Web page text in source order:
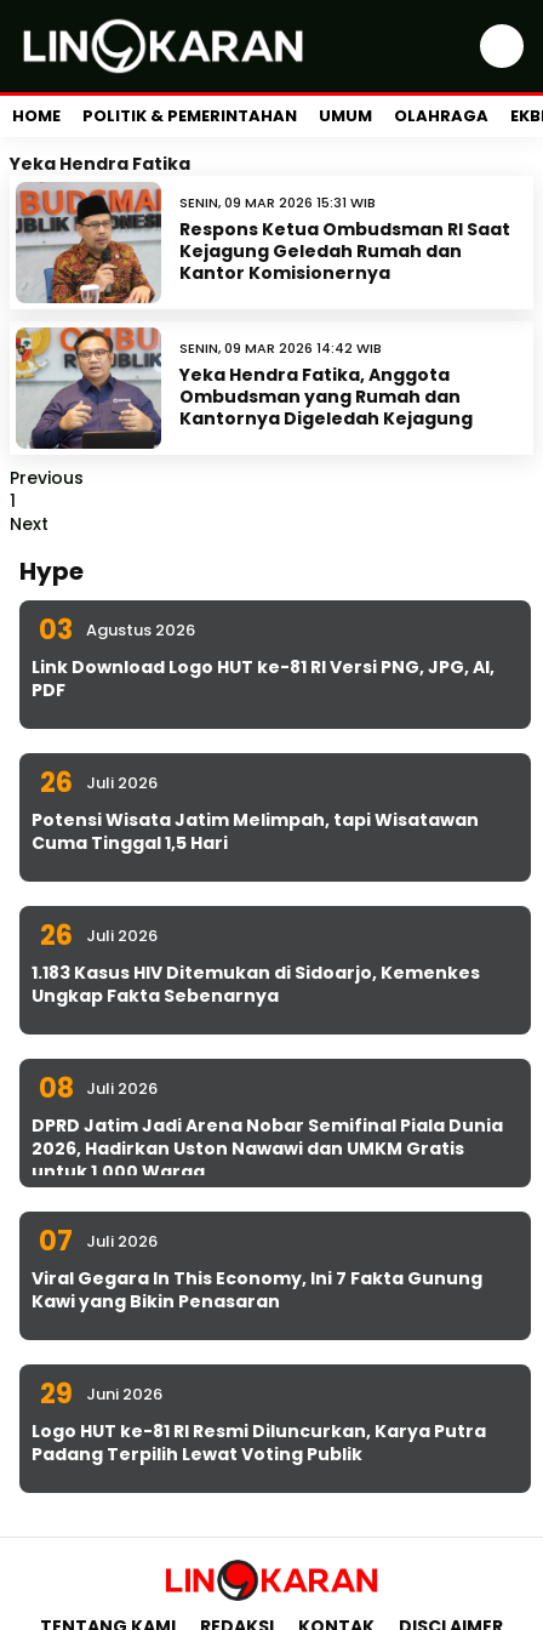
HOME POLITIK & PEMERINTAHAN UMUM OLAHRAGA
Yeka Hendra Fatika
SENIN, 09 MAR 2026 15:31 WIB
Respons Ketua Ombudsman RI Saat
Kejagung Geledah Rumah dan
Kantor Komisionernya
SENIN, 09 MAR 2026 14:42 WIB
Yeka Hendra Fatika, Anggota
Ombudsman yang Rumah dan
Kantornya Digeledah Kejagung
Previous
1
Next
Hype
03 Agustus 2026
Link Download Logo HUT ke-81 RI Versi PNG, JPG, AI,
PDF
26 Juli 2026
Potensi Wisata Jatim Melimpah, tapi Wisatawan
Cuma Tinggal 1,5 Hari
26 Juli 2026
1.183 Kasus HIV Ditemukan di Sidoarjo, Kemenkes
Ungkap Fakta Sebenarnya
08 Juli 2026
DPRD Jatim Jadi Arena Nobar Semifinal Piala Dunia
2026, Hadirkan Uston Nawawi dan UMKM Gratis
untuk 1.000 Warga
07 Juli 2026
Viral Gegara In This Economy, Ini 7 Fakta Gunung
Kawi yang Bikin Penasaran
29 Juni 2026
Logo HUT ke-81 RI Resmi Diluncurkan, Karya Putra
Padang Terpilih Lewat Voting Publik